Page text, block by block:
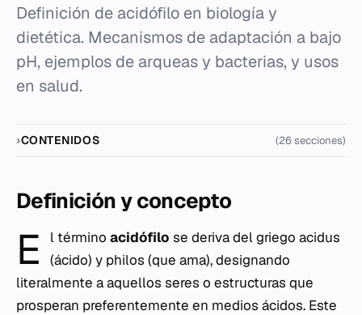
Definición de acidófilo en biología y
dietética. Mecanismos de adaptación a bajo
pH, ejemplos de arqueas y bacterias, y usos
en salud.
CONTENIDOS (26 secciones)
Definición y concepto
E l términoacidófilo se deriva del griegoacidus
(ácido) y philos (que ama), designando
literalmente a aquellos seres o estructuras que
prosperan preferentemente en medios ácidos. Este